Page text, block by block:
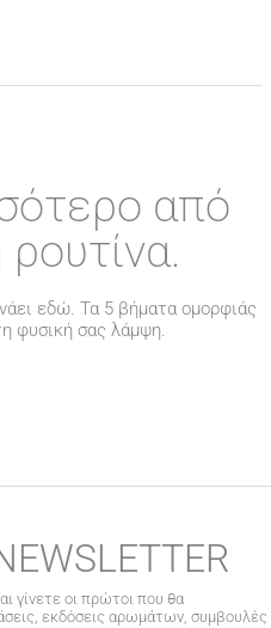
από
εδώ. Τα 5 βήματα ομορφιάς
φυσική σας λάμψη.
γίνετε οι πρώτοι που θα
εκδόσεις αρωμάτων, συμβουλές